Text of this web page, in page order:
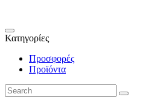
Κατηγορίες
Προσφορές
Προϊόντα